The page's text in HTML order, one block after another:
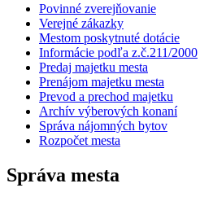
Povinné zverejňovanie
Verejné zákazky
Mestom poskytnuté dotácie
Informácie podľa z.č.211/2000
Predaj majetku mesta
Prenájom majetku mesta
Prevod a prechod majetku
Archív výberových konaní
Správa nájomných bytov
Rozpočet mesta
Správa mesta